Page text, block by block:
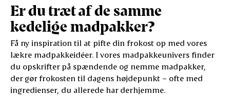
Er du træt af de samme
kedelige madpakker?
Få ny inspiration til at pifte din frokost op med vores
lækre madpakkeidéer. I vores madpakkeunivers finder
du opskrifter på spændende og nemme madpakker,
der gør frokosten til dagens højdepunkt – ofte med
ingredienser, du allerede har derhjemme.